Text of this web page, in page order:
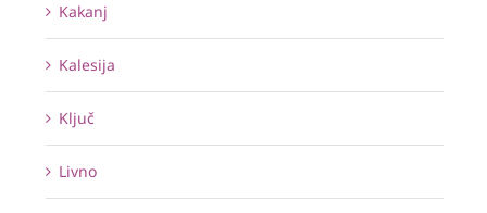
Kakanj
Kalesija
Ključ
Livno